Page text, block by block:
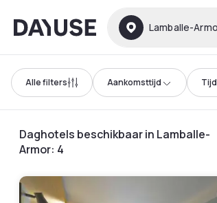
Dayuse Lamballe-
Alle filters Aankomsttijd
Daghotels beschikbaar in Lamballe-
Armor: 4